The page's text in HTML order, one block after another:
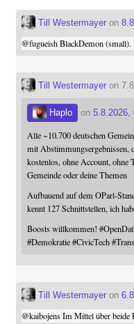
Till Westermayeron
@fugueishBlackDemon (small).
Till Westermayeron
Haplo on 5.8.2026,
Alle ~10.700 deutschen
mit Abstimmungsergebnissen,
kostenlos, ohne Account,
Gemeinde oder deine Themen
Aufbauend auf dem OParl-
kennt 127 Schnittstellen, ich
Boosts willkommen! #
#Demokratie #CivicTech #
Till Westermayeron
@kaibojensIm Mittel über beide